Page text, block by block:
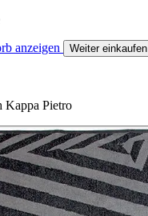
anzeigen Weiter einkaufen
Kappa Pietro